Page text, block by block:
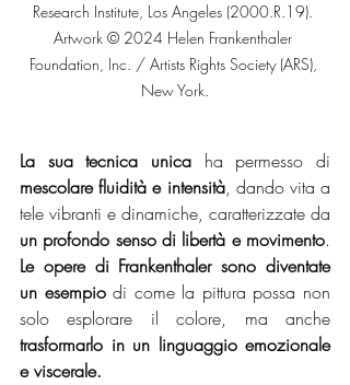
Research Institute, Los Angeles (2000.R.19).
Artwork © 2024 Helen Frankenthaler
Foundation, Inc. / Artists Rights Society (ARS),
New York.
La sua tecnica unica ha permesso di
mescolare fluidità e intensità, dando vita a
tele vibranti e dinamiche, caratterizzate da
un profondo senso di libertà e movimento.
Le opere di Frankenthaler sono diventate
un esempio di come la pittura possa non
solo esplorare il colore, ma anche
trasformarlo in un linguaggio emozionale
e viscerale.